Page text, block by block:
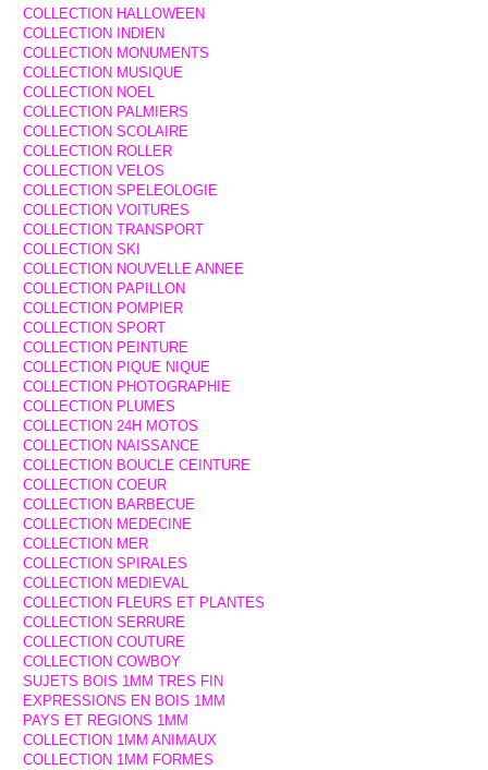
COLLECTION HALLOWEEN
COLLECTION INDIEN
COLLECTION MONUMENTS
COLLECTION MUSIQUE
COLLECTION NOEL
COLLECTION PALMIERS
COLLECTION SCOLAIRE
COLLECTION ROLLER
COLLECTION VELOS
COLLECTION SPELEOLOGIE
COLLECTION VOITURES
COLLECTION TRANSPORT
COLLECTION SKI
COLLECTION NOUVELLE ANNEE
COLLECTION PAPILLON
COLLECTION POMPIER
COLLECTION SPORT
COLLECTION PEINTURE
COLLECTION PIQUE NIQUE
COLLECTION PHOTOGRAPHIE
COLLECTION PLUMES
COLLECTION 24H MOTOS
COLLECTION NAISSANCE
COLLECTION BOUCLE CEINTURE
COLLECTION COEUR
COLLECTION BARBECUE
COLLECTION MEDECINE
COLLECTION MER
COLLECTION SPIRALES
COLLECTION MEDIEVAL
COLLECTION FLEURS ET PLANTES
COLLECTION SERRURE
COLLECTION COUTURE
COLLECTION COWBOY
SUJETS BOIS 1MM TRES FIN
EXPRESSIONS EN BOIS 1MM
PAYS ET REGIONS 1MM
COLLECTION 1MM ANIMAUX
COLLECTION 1MM FORMES